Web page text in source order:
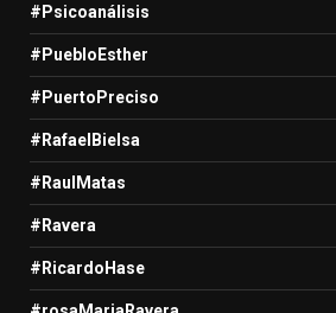
#Psicoanálisis
#PuebloEsther
#PuertoPreciso
#RafaelBielsa
#RaulMatas
#Ravera
#RicardoHase